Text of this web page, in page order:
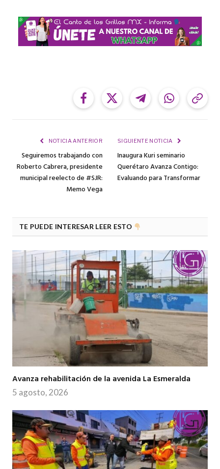
FacebookTwitterTelegramWhatsApp
NOTICIA ANTERIOR
Seguiremos trabajando con
Roberto Cabrera, presidente
municipal reelecto de #SJR:
Memo Vega
SIGUIENTE NOTICIA
Inaugura Kuri seminario
Querétaro Avanza Contigo:
Evaluando para Transformar
TE PUEDE INTERESAR LEER ESTO
Avanza rehabilitación de la avenida La Esmeralda
5 agosto, 2026